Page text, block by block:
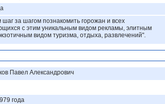
за шагом познакомить горожан и всех
с этим уникальным видом рекламы, элитным
видом туризма, отдыха, развлечений".
Павел Александрович
года